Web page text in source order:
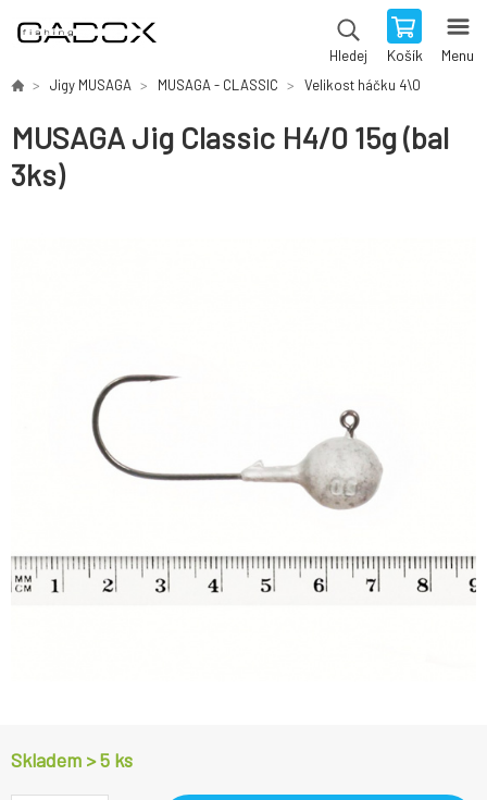
Hledej Košík Menu
Jigy MUSAGA MUSAGA - CLASSIC Velikost háčku 4\0
MUSAGA Jig Classic H4/0 15g (bal
3ks)
Skladem > 5 ks